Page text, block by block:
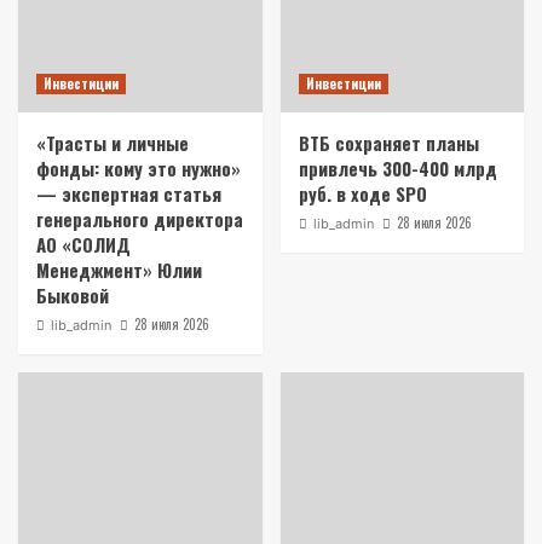
Инвестиции
«Трасты и личные
фонды: кому это нужно»
— экспертная статья
генерального директора
АО «СОЛИД
Менеджмент» Юлии
Быковой
lib_admin 28 июля 2026
Инвестиции
ВТБ сохраняет планы
привлечь 300-400 млрд
руб. в ходе SPO
lib_admin 28 июля 2026